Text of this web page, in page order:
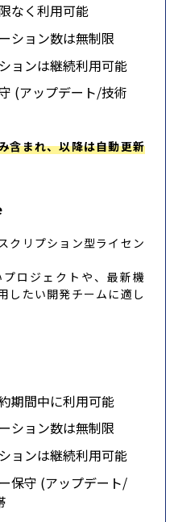
なく利用可能
ション数は無制限
ョンは継続利用可能
(アップデート/技術
含まれ、以降は自動更新
クリプション型ライセン
ロジェクトや、最新機
したい開発チームに適し
期間中に利用可能
ション数は無制限
ョンは継続利用可能
保守 (アップデート/